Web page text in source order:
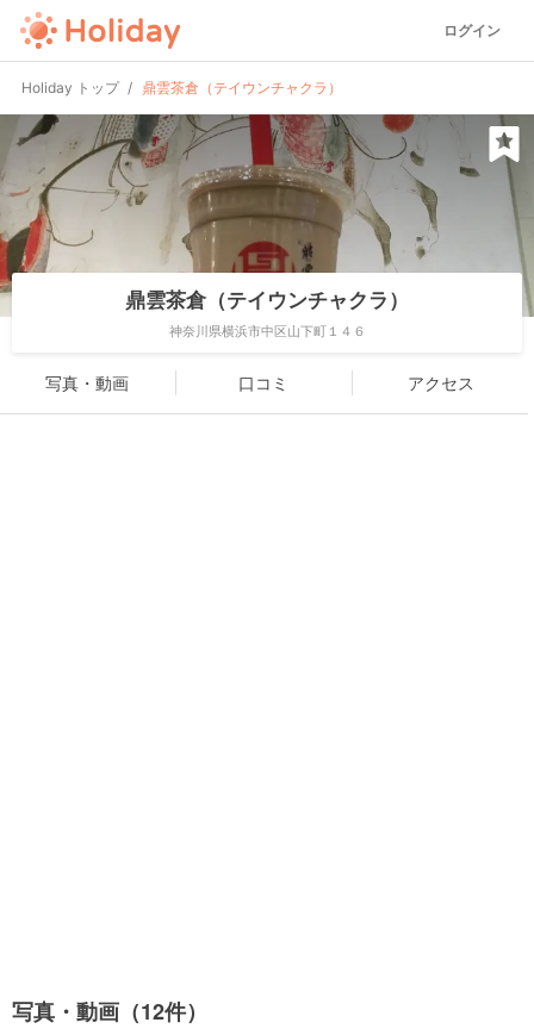
ログイン
Holiday トップ 鼎雲茶倉（テイウンチャクラ）
鼎雲茶倉（テイウンチャクラ）
神奈川県横浜市中区山下町１４６
写真・動画 口コミ アクセス
写真・動画（12件）